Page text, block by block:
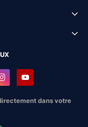
dans votre